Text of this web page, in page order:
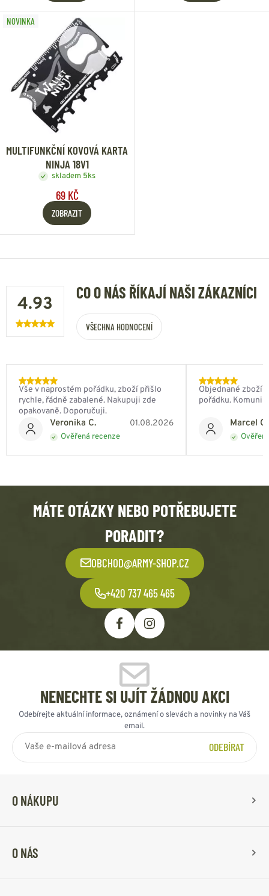
NOVINKA
MULTIFUNKČNÍ KOVOVÁ KARTA
NINJA 18V1
skladem 5ks
69 KČ
ZOBRAZIT
4.93
CO O NÁS ŘÍKAJÍ NAŠI ZÁKAZNÍCI
VŠECHNA HODNOCENÍ
Veronika C. 01.08.2026
Ověřená recenze
Vše v naprostém pořádku, zboží přišlo
rychle, řádně zabalené. Nakupuji zde
opakovaně. Doporučuji.
Marcel
Objednané zboží
pořádku.
MÁTE OTÁZKY NEBO POTŘEBUJETE
PORADIT?
OBCHOD@ARMY-SHOP.CZ
+420 737 465 465
NENECHTE SI UJÍT ŽÁDNOU AKCI
Odebírejte aktuální informace, oznámení o slevách a novinky na Váš
email.
ODEBÍRAT
O NÁKUPU
O NÁS